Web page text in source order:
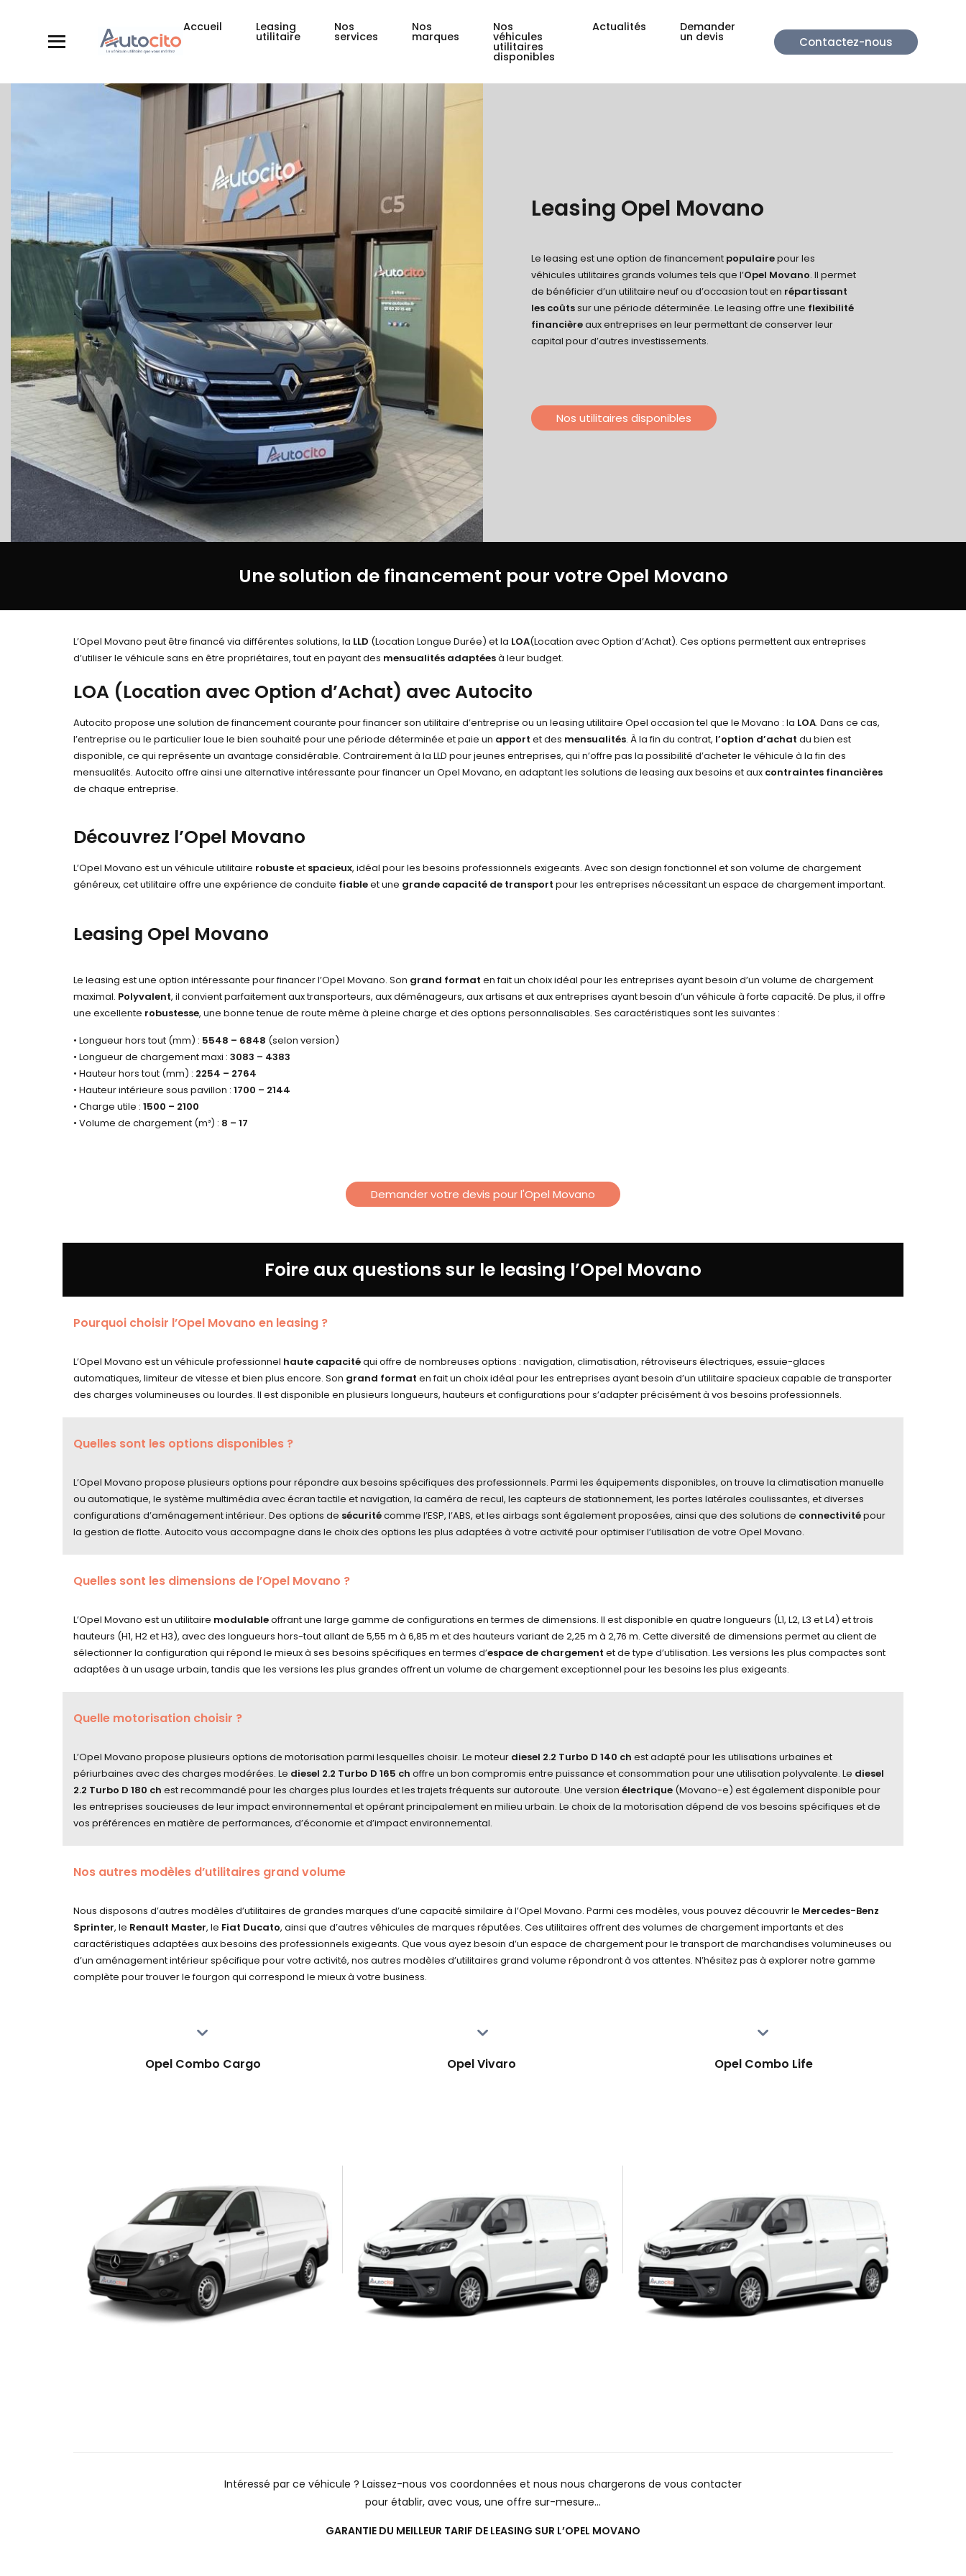
Accueil Leasing
utilitaire
Nos
services
Nos
marques
Nos
véhicules
utilitaires
disponibles
Actualités Demander
un devis Contactez-nous
Leasing Opel Movano
Le leasing est une option de financement populairepour les
véhicules utilitaires grands volumes tels que l’Opel Movano. Il permet
de bénéficier d’un utilitaire neuf ou d’occasion tout en répartissant
les coûtssur une période déterminée. Le leasing offre une flexibilité
financièreaux entreprises en leur permettant de conserver leur
capital pour d’autres investissements.
Nos utilitaires disponibles
Une solution de financement pour votre Opel Movano
L’Opel Movano peut être financé via différentes solutions, la LLD (Location Longue Durée) et la LOA(Location avec Option d’Achat). Ces options permettent aux entreprises
d’utiliser le véhicule sans en être propriétaires, tout en payant des mensualités adaptéesà leur budget.
LOA (Location avec Option d’Achat) avec Autocito
Autocito propose une solution de financement courante pour financer son utilitaire d’entreprise ou un leasing utilitaire Opel occasion tel que le Movano : la LOA. Dans ce cas,
l’entreprise ou le particulier loue le bien souhaité pour une période déterminée et paie un apport et des mensualités. À la fin du contrat, l’option d’achat du bien est
disponible, ce qui représente un avantage considérable. Contrairement à la LLD pour jeunes entreprises, qui n’offre pas la possibilité d’acheter le véhicule à la fin des
mensualités. Autocito offre ainsi une alternative intéressante pour financer un Opel Movano, en adaptant les solutions de leasing aux besoins et aux contraintes financières
de chaque entreprise.
Découvrez l’Opel Movano
L’Opel Movano est un véhicule utilitaire robusteet spacieux, idéal pour les besoins professionnels exigeants. Avec son design fonctionnel et son volume de chargement
généreux, cet utilitaire offre une expérience de conduite fiableet une grande capacité de transport pour les entreprises nécessitant un espace de chargement important.
Leasing Opel Movano
Le leasing est une option intéressante pour financer l’Opel Movano. Son grand format en fait un choix idéal pour les entreprises ayant besoin d’un volume de chargement
maximal. Polyvalent, il convient parfaitement aux transporteurs, aux déménageurs, aux artisans et aux entreprises ayant besoin d’un véhicule à forte capacité. De plus, il offre
une excellente robustesse, une bonne tenue de route même à pleine charge et des options personnalisables. Ses caractéristiques sont les suivantes :
• Longueur hors tout (mm) : 5548 – 6848 (selon version)
• Longueur de chargement maxi : 3083 – 4383
• Hauteur hors tout (mm) : 2254 – 2764
• Hauteur intérieure sous pavillon : 1700 – 2144
• Charge utile : 1500 – 2100
• Volume de chargement (m³) : 8 – 17
Demander votre devis pour l'Opel Movano
Foire aux questions sur le leasing l’Opel Movano
Pourquoi choisir l’Opel Movano en leasing ?
L’Opel Movano est un véhicule professionnel haute capacitéqui offre de nombreuses options : navigation, climatisation, rétroviseurs électriques, essuie-glaces
automatiques, limiteur de vitesse et bien plus encore. Son grand format en fait un choix idéal pour les entreprises ayant besoin d’un utilitaire spacieux capable de transporter
des charges volumineuses ou lourdes. Il est disponible en plusieurs longueurs, hauteurs et configurations pour s’adapter précisément à vos besoins professionnels.
Quelles sont les options disponibles ?
L’Opel Movano propose plusieurs options pour répondre aux besoins spécifiques des professionnels. Parmi les équipements disponibles, on trouve la climatisation manuelle
ou automatique, le système multimédia avec écran tactile et navigation, la caméra de recul, les capteurs de stationnement, les portes latérales coulissantes, et diverses
configurations d’aménagement intérieur. Des options de sécuritécomme l’ESP, l’ABS, et les airbags sont également proposées, ainsi que des solutions de connectivitépour
la gestion de flotte. Autocito vous accompagne dans le choix des options les plus adaptées à votre activité pour optimiser l’utilisation de votre Opel Movano.
Quelles sont les dimensions de l’Opel Movano ?
L’Opel Movano est un utilitaire modulableoffrant une large gamme de configurations en termes de dimensions. Il est disponible en quatre longueurs (L1, L2, L3 et L4) et trois
hauteurs (H1, H2 et H3), avec des longueurs hors-tout allant de 5,55 m à 6,85 m et des hauteurs variant de 2,25 m à 2,76 m. Cette diversité de dimensions permet au client de
sélectionner la configuration qui répond le mieux à ses besoins spécifiques en termes d’espace de chargement et de type d’utilisation. Les versions les plus compactes sont
adaptées à un usage urbain, tandis que les versions les plus grandes offrent un volume de chargement exceptionnel pour les besoins les plus exigeants.
Quelle motorisation choisir ?
L’Opel Movano propose plusieurs options de motorisation parmi lesquelles choisir. Le moteur diesel 2.2 Turbo D 140 ch est adapté pour les utilisations urbaines et
périurbaines avec des charges modérées. Le diesel 2.2 Turbo D 165 ch offre un bon compromis entre puissance et consommation pour une utilisation polyvalente. Le diesel
2.2 Turbo D 180 ch est recommandé pour les charges plus lourdes et les trajets fréquents sur autoroute. Une version électrique (Movano-e) est également disponible pour
les entreprises soucieuses de leur impact environnemental et opérant principalement en milieu urbain. Le choix de la motorisation dépend de vos besoins spécifiques et de
vos préférences en matière de performances, d’économie et d’impact environnemental.
Nos autres modèles d’utilitaires grand volume
Nous disposons d’autres modèles d’utilitaires de grandes marques d’une capacité similaire à l’Opel Movano. Parmi ces modèles, vous pouvez découvrir le Mercedes-Benz
Sprinter, le Renault Master, le Fiat Ducato, ainsi que d’autres véhicules de marques réputées. Ces utilitaires offrent des volumes de chargement importants et des
caractéristiques adaptées aux besoins des professionnels exigeants. Que vous ayez besoin d’un espace de chargement pour le transport de marchandises volumineuses ou
d’un aménagement intérieur spécifique pour votre activité, nos autres modèles d’utilitaires grand volume répondront à vos attentes. N’hésitez pas à explorer notre gamme
complète pour trouver le fourgon qui correspond le mieux à votre business.
Opel Combo Cargo Opel Vivaro Opel Combo Life
Intéressé par ce véhicule ? Laissez-nous vos coordonnées et nous nous chargerons de vous contacter
pour établir, avec vous, une offre sur-mesure…
GARANTIE DU MEILLEUR TARIF DE LEASING SUR L’OPEL MOVANO